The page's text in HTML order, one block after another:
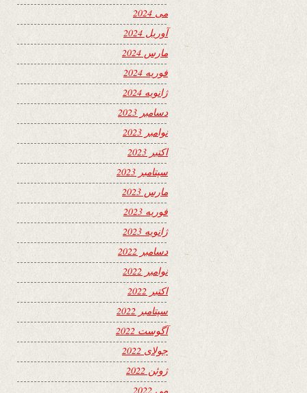
می 2024
آوریل 2024
مارس 2024
فوریه 2024
ژانویه 2024
دسامبر 2023
نوامبر 2023
اکتبر 2023
سپتامبر 2023
مارس 2023
فوریه 2023
ژانویه 2023
دسامبر 2022
نوامبر 2022
اکتبر 2022
سپتامبر 2022
آگوست 2022
جولای 2022
ژوئن 2022
می 2022